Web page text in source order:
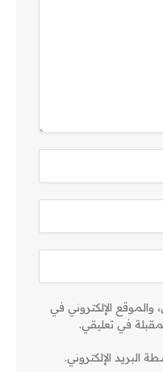
والموقع الإلكتروني في
في تعليقي.
البريد الإلكتروني.